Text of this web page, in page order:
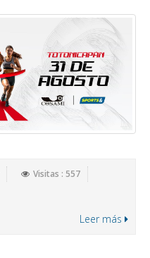
Visitas : 557
Leer más